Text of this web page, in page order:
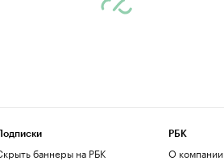
баннеры на РБК
РБК
О компании